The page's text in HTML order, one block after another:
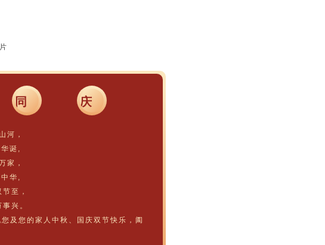
同 庆
河，
诞,
家，
华,
至，
兴。
及您的家人中秋、国庆双节快乐，阖